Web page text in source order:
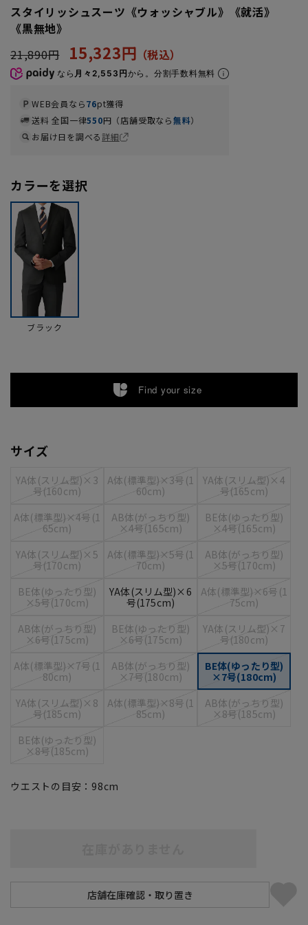
スタイリッシュスーツ《ウォッシャブル》《就活》
《黒無地》
21,890円
15,323円
なら 月々2,553円から。分割手数料無料
WEB会員なら76pt獲得
送料 全国一律550円（店舗受取なら無料）
お届け日を調べる詳細
カラーを選択
ブラック
Find your size
サイズ
YA体(スリム型)×3
号(160cm)
A体(標準型)×3号(1
60cm)
YA体(スリム型)×4
号(165cm)
A体(標準型)×4号(1
65cm)
AB体(がっちり型)
×4号(165cm)
BE体(ゆったり型)
×4号(165cm)
YA体(スリム型)×5
号(170cm)
A体(標準型)×5号(1
70cm)
AB体(がっちり型)
×5号(170cm)
BE体(ゆったり型)
×5号(170cm)
YA体(スリム型)×6
号(175cm)
A体(標準型)×6号(1
75cm)
AB体(がっちり型)
×6号(175cm)
BE体(ゆったり型)
×6号(175cm)
YA体(スリム型)×7
号(180cm)
A体(標準型)×7号(1
80cm)
AB体(がっちり型)
×7号(180cm)
BE体(ゆったり型)
×7号(180cm)
YA体(スリム型)×8
号(185cm)
A体(標準型)×8号(1
85cm)
AB体(がっちり型)
×8号(185cm)
BE体(ゆったり型)
×8号(185cm)
ウエストの目安： 98cm